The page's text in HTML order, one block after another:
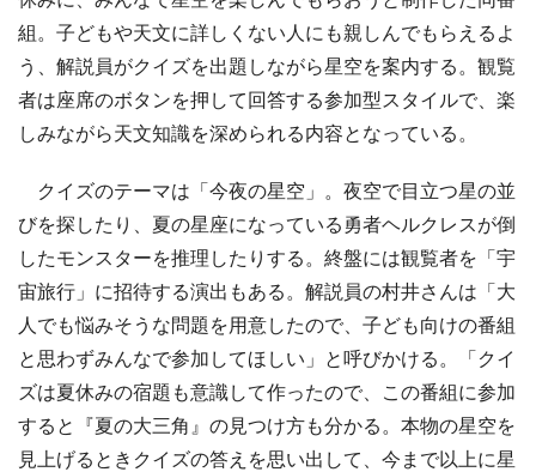
組。子どもや天文に詳しくない人にも親しんでもらえるよ
う、解説員がクイズを出題しながら星空を案内する。観覧
者は座席のボタンを押して回答する参加型スタイルで、楽
しみながら天文知識を深められる内容となっている。
クイズのテーマは「今夜の星空」。夜空で目立つ星の並
びを探したり、夏の星座になっている勇者ヘルクレスが倒
したモンスターを推理したりする。終盤には観覧者を「宇
宙旅行」に招待する演出もある。解説員の村井さんは「大
人でも悩みそうな問題を用意したので、子ども向けの番組
と思わずみんなで参加してほしい」と呼びかける。「クイ
ズは夏休みの宿題も意識して作ったので、この番組に参加
すると『夏の大三角』の見つけ方も分かる。本物の星空を
見上げるときクイズの答えを思い出して、今まで以上に星